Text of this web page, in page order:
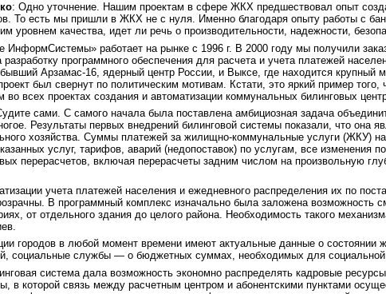
: Одно уточнение. Нашим проектам в сфере ЖКХ предшествовал опыт
То есть мы пришли в ЖКХ не с нуля. Именно благодаря опыту работы с
уровнем качества, идет ли речь о производительности, надежности,
ИнформСистемы» работает на рынке с 1996 г. В 2000 году мы получили
программного обеспечения для расчета и учета платежей
Арзамас-16, ядерный центр России, и Выксе, где находится крупный
был свернут по политическим мотивам. Кстати, это яркий пример
всех проектах создания и автоматизации коммунальных билинговых
сами. С самого начала была поставлена амбициозная задача
Результаты первых внедрений билинговой системы показали, что
хозяйства. Суммы платежей за жилищно-коммунальные услуги (ЖКУ)
услуг, тарифов, аварий (недопоставок) по услугам, все
перерасчетов, включая перерасчеты задним числом на произвольную
учета платежей населения и ежедневного распределения их по
В программный комплекс изначально была заложена возможность
от отдельного здания до целого района. Необходимость такого
городов в любой момент времени имеют актуальные данные о
социальные службы — о бюджетных суммах, необходимых для социальной
система дала возможность экономно распределять кадровые
в которой связь между расчетным центром и абонентскими пунктами